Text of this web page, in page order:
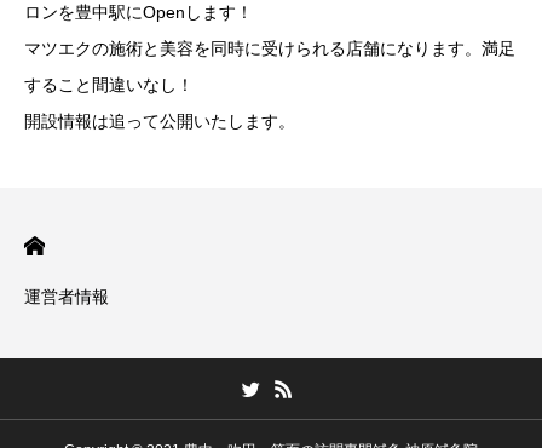
ロンを豊中駅にOpenします！
マツエクの施術と美容を同時に受けられる店舗になります。満足
すること間違いなし！
開設情報は追って公開いたします。
運営者情報